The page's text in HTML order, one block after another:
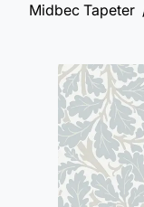
Midbec Tapeter